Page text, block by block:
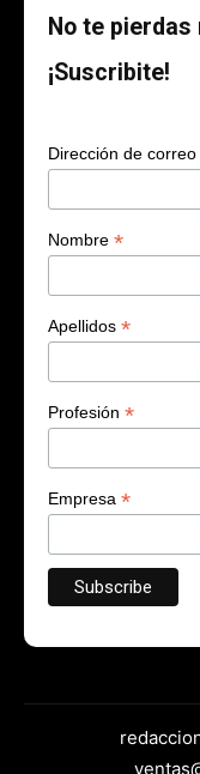
No te
¡Suscribite!
Dirección de
Nombre *
Apellidos *
Profesión *
Empresa *